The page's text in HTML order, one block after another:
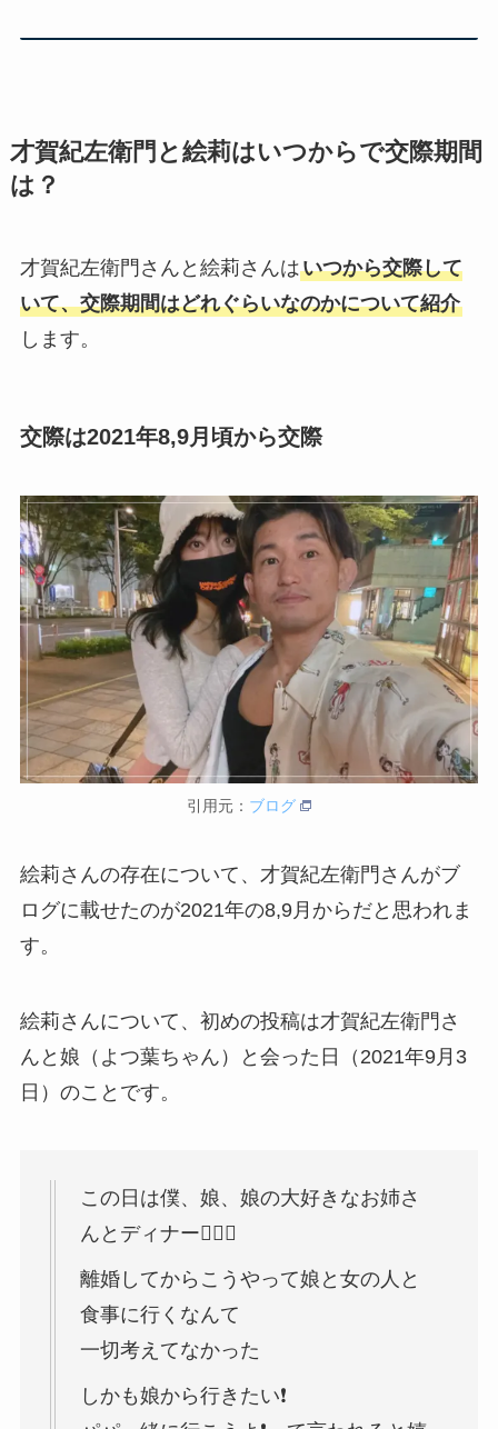
才賀紀左衛門と絵莉はいつからで交際期間
は？
才賀紀左衛門さんと絵莉さんはいつから交際して
いて、交際期間はどれぐらいなのかについて紹介
します。
交際は2021年8,9月頃から交際
引用元： ブログ
絵莉さんの存在について、才賀紀左衛門さんがブ
ログに載せたのが2021年の8,9月からだと思われま
す。
絵莉さんについて、初めの投稿は才賀紀左衛門さ
んと娘（よつ葉ちゃん）と会った日（2021年9月3
日）のことです。
この日は僕、娘、娘の大好きなお姉さ
んとディナー
離婚してからこうやって娘と女の人と
食事に行くなんて
一切考えてなかった
しかも娘から行きたい❗️